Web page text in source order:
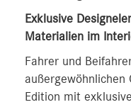
Exklusive
Materialien im
Fahrer und
außergewöhnlichen
Edition mit